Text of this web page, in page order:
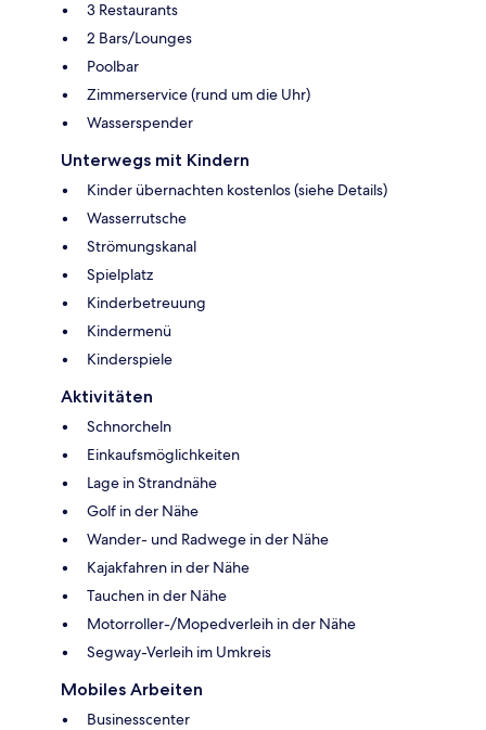
3 Restaurants
2 Bars/Lounges
Poolbar
Zimmerservice (rund um die Uhr)
Wasserspender
Unterwegs mit Kindern
Kinder übernachten kostenlos (siehe Details)
Wasserrutsche
Strömungskanal
Spielplatz
Kinderbetreuung
Kindermenü
Kinderspiele
Aktivitäten
Schnorcheln
Einkaufsmöglichkeiten
Lage in Strandnähe
Golf in der Nähe
Wander- und Radwege in der Nähe
Kajakfahren in der Nähe
Tauchen in der Nähe
Motorroller-/Mopedverleih in der Nähe
Segway-Verleih im Umkreis
Mobiles Arbeiten
Businesscenter